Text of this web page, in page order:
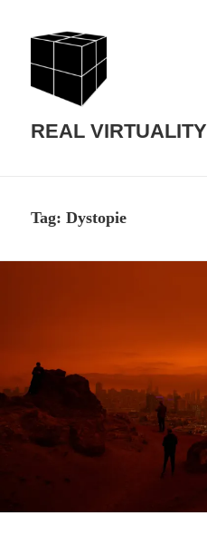
REAL VIRTUALITY
Tag:Dystopie